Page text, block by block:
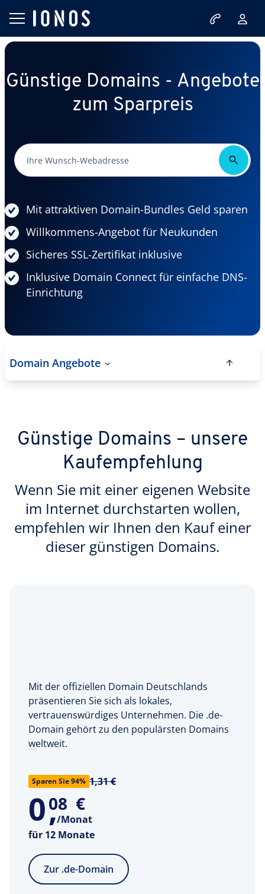
Günstige Domains - Angebote
zum Sparpreis
Mit attraktiven Domain-Bundles Geld sparen
Willkommens-Angebot für Neukunden
Sicheres SSL-Zertifikat inklusive
Inklusive Domain Connect für einfache DNS-
Einrichtung
Domain Angebote
Günstige Domains – unsere
Kaufempfehlung
Wenn Sie mit einer eigenen Website
im Internet durchstarten wollen,
empfehlen wir Ihnen den Kauf einer
dieser günstigen Domains.
Mit der offiziellen Domain Deutschlands
präsentieren Sie sich als lokales,
vertrauenswürdiges Unternehmen. Die .de-
Domain gehört zu den populärsten Domains
weltweit.
Sparen Sie 94% 1,31 €
0,
08 €
/Monat
für 12 Monate
Zur .de-Domain